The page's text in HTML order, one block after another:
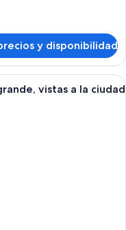
y disponibilidad
de hotel con cama,
vistas a la ciudad